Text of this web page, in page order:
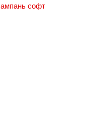
софт